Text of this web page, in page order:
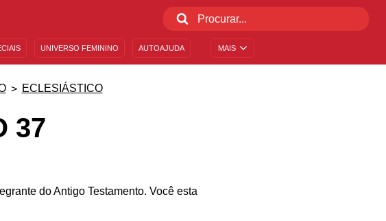
MAIS
UNIVERSO FEMININO AUTOAJUDA
ECLESIÁSTICO
37
do Antigo Testamento. Você esta